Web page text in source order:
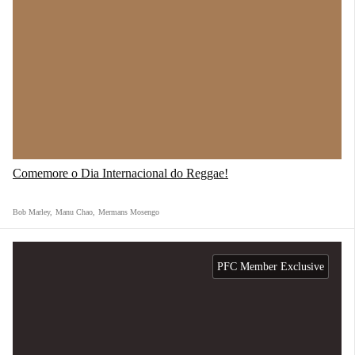
Comemore o Dia Internacional do Reggae!
Bob Marley, Manu Chao Mermans Mosengo
PFC Member Exclusive